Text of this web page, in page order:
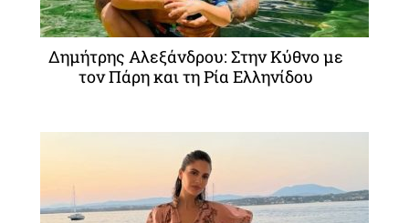
Δημήτρης Αλεξάνδρου: Στην Κύθνο με
τον Πάρη και τη Ρία Ελληνίδου